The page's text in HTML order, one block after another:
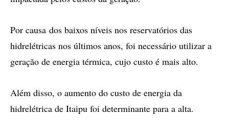
Por causa dos baixos níveis nos reservatórios das
hidrelétricas nos últimos anos, foi necessário utilizar a
geração de energia térmica, cujo custo é mais alto.
Além disso, o aumento do custo de energia da
hidrelétrica de Itaipu foi determinante para a alta.